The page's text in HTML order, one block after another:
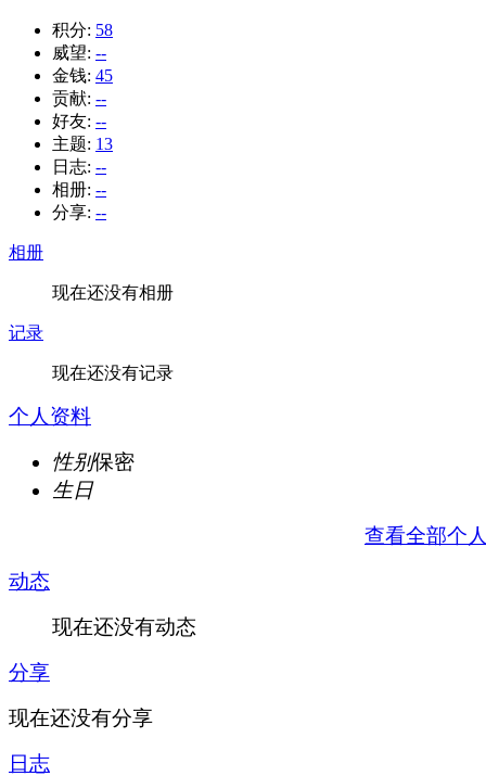
积分: 58
威望: --
金钱: 45
贡献: --
好友: --
主题: 13
日志: --
相册: --
分享: --
相册
现在还没有相册
记录
现在还没有记录
个人资料
性别保密
生日
查看全部个
动态
现在还没有动态
分享
现在还没有分享
日志